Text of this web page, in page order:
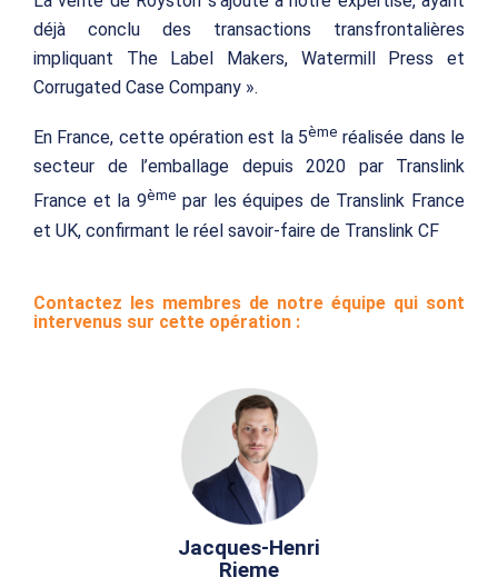
déjà conclu des transactions transfrontalières
impliquant The Label Makers, Watermill Press et
Corrugated Case Company ».
En France, cette opération est la 5ème réalisée dans le
secteur de l’emballage depuis 2020 par Translink
France et la 9ème par les équipes de Translink France
et UK, confirmant le réel savoir-faire de Translink CF
Contactez les membres de notre équipe qui sont
intervenus sur cette opération :
Jacques-Henri
Rieme